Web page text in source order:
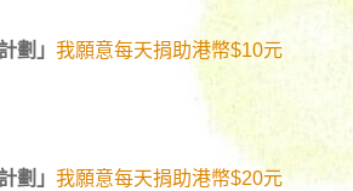
劃」 我願意每天捐助港幣$10元
劃」 我願意每天捐助港幣$20元